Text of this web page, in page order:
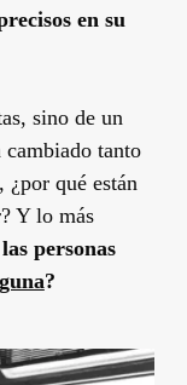
en su
sino de un
tanto
¿por qué están
Y lo más
personas
?